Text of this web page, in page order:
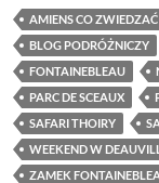
AMIENS CO ZWIEDZAĆ
BLOG PODRÓŻNICZY
FONTAINEBLEAU
PARC DE SCEAUX
SAFARI THOIRY
WEEKEND W
ZAMEK